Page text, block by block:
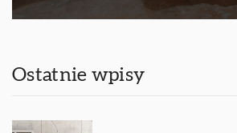
Ostatnie wpisy